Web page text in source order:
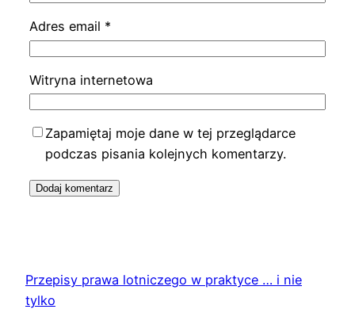
Adres email *
Witryna internetowa
Zapamiętaj moje dane w tej przeglądarce
podczas pisania kolejnych komentarzy.
Przepisy prawa lotniczego w praktyce … i nie
tylko